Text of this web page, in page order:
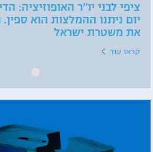
ציפי לבני יו"ר האופוזיציה:
יום ניתנו ההמלצות הוא ספין.
את משטרת ישראל
קראו עוד